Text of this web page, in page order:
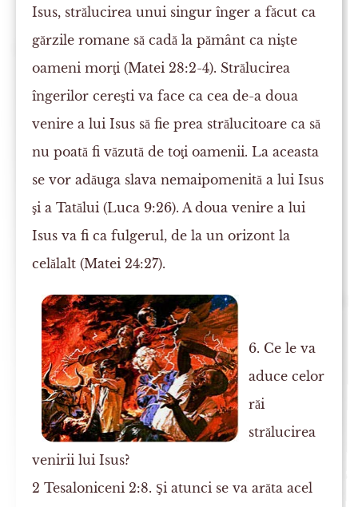
Isus, strălucirea unui singur înger a făcut ca
gărzile romane să cadă la pământ ca nişte
oameni morţi (Matei 28:2-4). Strălucirea
îngerilor cereşti va face ca cea de-a doua
venire a lui Isus să fie prea strălucitoare ca să
nu poată fi văzută de toţi oamenii. La aceasta
se vor adăuga slava nemaipomenită a lui Isus
şi a Tatălui (Luca 9:26). A doua venire a lui
Isus va fi ca fulgerul, de la un orizont la
celălalt (Matei 24:27).
6. Ce le va
aduce celor
răi
strălucirea
venirii lui Isus?
2 Tesaloniceni 2:8. Şi atunci se va arăta acel